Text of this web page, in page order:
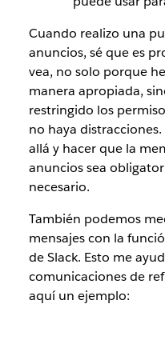
Cuando realizo una
anuncios, sé que es
vea, no solo porque
manera apropiada,
restringido los
no haya
allá y hacer que la
anuncios sea
necesario.
También podemos
mensajes con la
de Slack. Esto me
comunicaciones de
aquí un ejemplo: